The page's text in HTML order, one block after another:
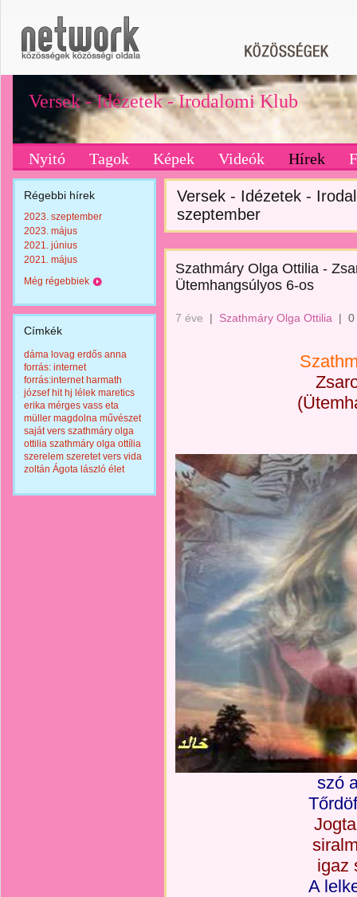
Versek - Idézetek - Irodalomi Klub
Nyitó Tagok Képek Videók Hírek
Régebbi hírek
2023. szeptember
2023. május
2021. június
2021. május
Még régebbiek
Címkék
dáma lovag erdős anna
forrás: internet
forrás:internet harmath
józsef hit hj lélek maretics
erika mérges vass eta
müller magdolna művészet
saját vers szathmáry olga
ottilia szathmáry olga ottília
szerelem szeretet vers vida
zoltán Ágota lászló élet
Versek - Idézetek -
szeptember
Szathmáry Olga Ottilia -
Ütemhangsúlyos 6-os
7 éve | Szathmáry Olga Ottilia | 0
szó
igaz
A